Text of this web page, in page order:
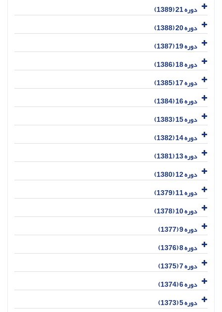
دوره 21 (1389)
دوره 20 (1388)
دوره 19 (1387)
دوره 18 (1386)
دوره 17 (1385)
دوره 16 (1384)
دوره 15 (1383)
دوره 14 (1382)
دوره 13 (1381)
دوره 12 (1380)
دوره 11 (1379)
دوره 10 (1378)
دوره 9 (1377)
دوره 8 (1376)
دوره 7 (1375)
دوره 6 (1374)
دوره 5 (1373)